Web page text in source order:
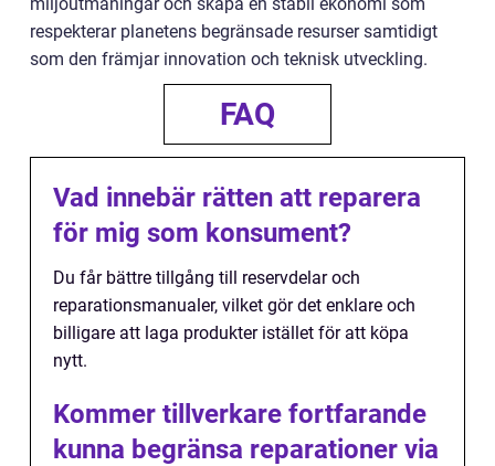
respekterar planetens begränsade resurser samtidigt
som den främjar innovation och teknisk utveckling.
FAQ
Vad innebär rätten att reparera
för mig som konsument?
Du får bättre tillgång till reservdelar och
reparationsmanualer, vilket gör det enklare och
billigare att laga produkter istället för att köpa
nytt.
Kommer tillverkare fortfarande
kunna begränsa reparationer via